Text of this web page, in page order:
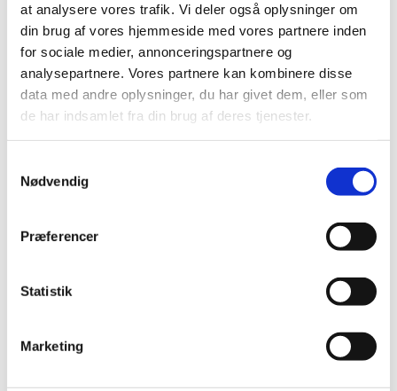
at analysere vores trafik. Vi deler også oplysninger om
din brug af vores hjemmeside med vores partnere inden
for sociale medier, annonceringspartnere og
analysepartnere. Vores partnere kan kombinere disse
data med andre oplysninger, du har givet dem, eller som
de har indsamlet fra din brug af deres tjenester.
Nødvendig
Præferencer
Statistik
Marketing